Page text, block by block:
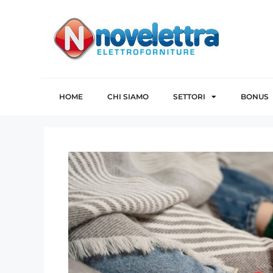
HOME CHI SIAMO SETTORI BONUS